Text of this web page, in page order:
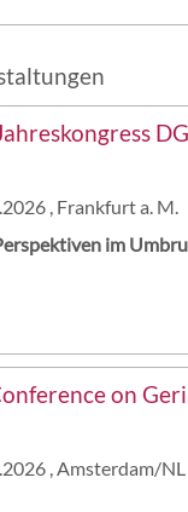
, Frankfurt a. M.
im
on
, Amsterdam/NL